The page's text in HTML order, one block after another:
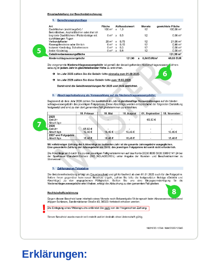
Erklärungen: